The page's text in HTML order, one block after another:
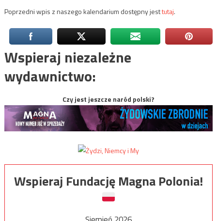
Poprzedni wpis z naszego kalendarium dostępny jesttutaj.
Wspieraj niezależne
wydawnictwo:
Czy jest jeszcze naród polski?
Wspieraj Fundację Magna Polonia!